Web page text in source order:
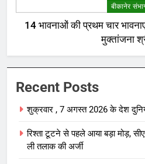
बीकानेर
14 भावनाओं की प्रथम चार
मुक्तांजना
Recent Posts
शुक्रवार , 7 अगस्त 2026 के देश
रिश्ता टूटने से पहले आया बड़ा मोड़,
ली तलाक की अर्जी